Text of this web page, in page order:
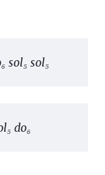
sol₅ sol₅
do₆